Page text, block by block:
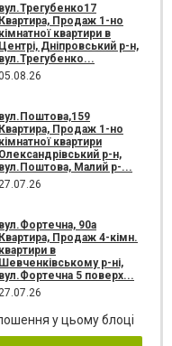
вул.Трегубенко17
Квартира, Продаж 1-но
кімнатної квартири в
Центрі, Дніпровський р-н,
вул.Трегубенко...
вул.Поштова,159
Квартира, Продаж 1-но
кімнатної квартири
Олександрівський р-н,
вул.Поштова, Малий р-...
27.07.26
вул.Фортечна, 90а
Квартира, Продаж 4-кімн.
квартири в
Шевченківському р-ні,
вул.Фортечна 5 поверх...
27.07.26
у цьому блоці